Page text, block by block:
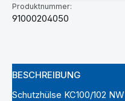
Produktnummer:
91000204050
BESCHREIBUNG
Schutzhülse KC100/102